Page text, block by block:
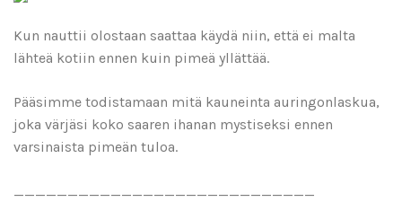
Kun nauttii olostaan saattaa käydä niin, että ei malta
lähteä kotiin ennen kuin pimeä yllättää.
Pääsimme todistamaan mitä kauneinta auringonlaskua,
joka värjäsi koko saaren ihanan mystiseksi ennen
varsinaista pimeän tuloa.
____________________________